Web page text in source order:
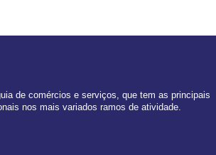
de comércios e serviços, que tem as principais
nos mais variados ramos de atividade.